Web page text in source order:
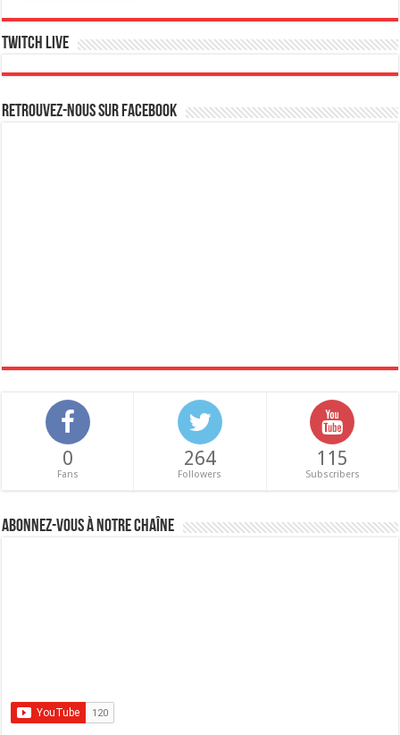
Twitch live
Retrouvez-nous sur Facebook
0
Fans
264
Followers
115
Subscribers
Abonnez-vous à notre chaîne